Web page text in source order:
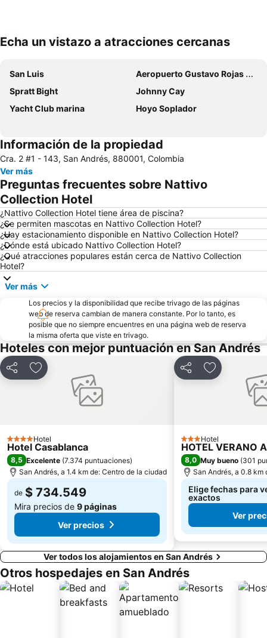
Echa un vistazo a atracciones cercanas
San Luis
Aeropuerto Gustavo Rojas Pinilla
Spratt Bight
Johnny Cay
Yacht Club marina
Hoyo Soplador
Información de la propiedad
Cra. 2 #1 - 143, San Andrés, 880001, Colombia
Ver más
Preguntas frecuentes sobre Nattivo
Collection Hotel
¿Nattivo Collection Hotel tiene área de piscina?
¿Se permiten mascotas en Nattivo Collection Hotel?
¿Hay estacionamiento disponible en Nattivo Collection Hotel?
¿Dónde está ubicado Nattivo Collection Hotel?
¿Qué atracciones populares están cerca de Nattivo Collection
Hotel?
Ver más
Los precios y la disponibilidad que recibe trivago de las páginas
web de reserva cambian de manera constante. Por lo tanto, es
posible que no siempre encuentres en una página web de reserva
la misma oferta que viste en trivago.
Hoteles con mejor puntuación en San Andrés
CompartirAgregar a favoritos
4 Estrellas
Hotel
Hotel Casablanca
8,5 Excelente (7.374 puntuaciones)
San Andrés, a 1.4 km de: Centro de la ciudad
de $ 734.549
Mira precios de 9 páginas
Ver precios
CompartirAgregar a
3 Estrellas
Hotel
HOTEL VERANO
8,0 Muy bueno (301
San Andrés, a 0.8 km
Elige fechas para
exactos
Ver
Ver todos los alojamientos en San Andrés
Otros hospedajes en San Andrés